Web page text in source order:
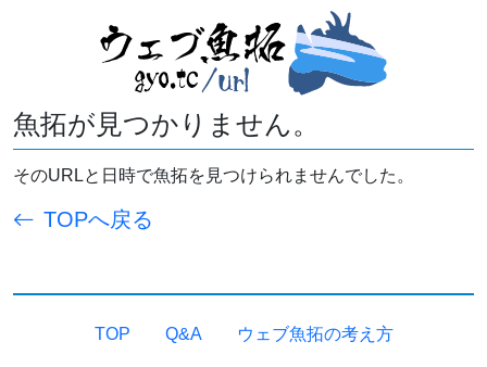
魚拓が見つかりません。
そのURLと日時で魚拓を見つけられませんでした。
TOPへ戻る
TOP Q&A ウェブ魚拓の考え方